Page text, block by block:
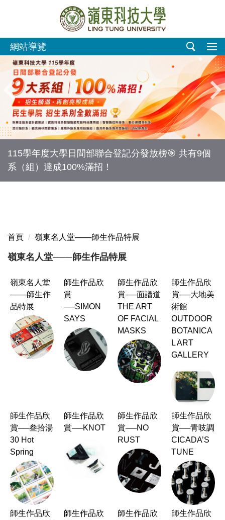
要
內
區
網站導覽
115學年度大學日間部聯合登記分發放榜🎯 共有9個
系（組）達成100%滿招！
首頁 嶺東名人堂───師生作品特展
嶺東名人堂───師生作品特展
嶺東名人堂
───師生作
品特展
師生作品欣
賞
──SIMON
SAYS
師生作品欣
賞──面譜道
THE ART
OF FACIAL
MASKS
師生作品欣
賞──大地美
術館
OUTDOOR
BOTANICA
L ART
GALLERY
師生作品欣
賞──叁拾湯
30 Hot
Spring
師生作品欣
賞──KNOT
師生作品欣
賞──NO
RUST
師生作品欣
賞──青吱調
CICADA’S
TUNE
師生作品欣
師生作品欣
師生作品欣
師生作品欣